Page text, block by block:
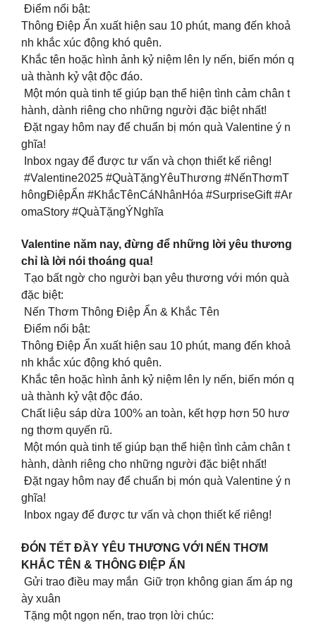
Điểm nổi bật:
Thông Điệp Ẩn xuất hiện sau 10 phút, mang đến khoả
nh khắc xúc động khó quên.
Khắc tên hoặc hình ảnh kỷ niệm lên ly nến, biến món q
uà thành kỷ vật độc đáo.
Một món quà tinh tế giúp bạn thể hiện tình cảm chân t
hành, dành riêng cho những người đặc biệt nhất!
Đặt ngay hôm nay để chuẩn bị món quà Valentine ý n
ghĩa!
Inbox ngay để được tư vấn và chọn thiết kế riêng!
#Valentine2025 #QuàTặngYêuThương #NếnThơmT
hôngĐiệpẨn #KhắcTênCáNhânHóa #SurpriseGift #Ar
omaStory #QuàTặngÝNghĩa
Valentine năm nay, đừng để những lời yêu thương
chỉ là lời nói thoáng qua!
Tạo bất ngờ cho người bạn yêu thương với món quà
đặc biệt:
Nến Thơm Thông Điệp Ẩn & Khắc Tên
Điểm nổi bật:
Thông Điệp Ẩn xuất hiện sau 10 phút, mang đến khoả
nh khắc xúc động khó quên.
Khắc tên hoặc hình ảnh kỷ niệm lên ly nến, biến món q
uà thành kỷ vật độc đáo.
Chất liệu sáp dừa 100% an toàn, kết hợp hơn 50 hươ
ng thơm quyến rũ.
Một món quà tinh tế giúp bạn thể hiện tình cảm chân t
hành, dành riêng cho những người đặc biệt nhất!
Đặt ngay hôm nay để chuẩn bị món quà Valentine ý n
ghĩa!
Inbox ngay để được tư vấn và chọn thiết kế riêng!
ĐÓN TẾT ĐẦY YÊU THƯƠNG VỚI NẾN THƠM
KHẮC TÊN & THÔNG ĐIỆP ẨN
Gửi trao điều may mắn Giữ trọn không gian ấm áp ng
ày xuân
Tặng một ngọn nến, trao trọn lời chúc: